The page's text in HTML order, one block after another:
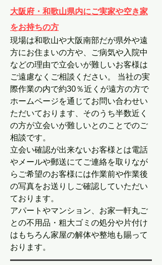
大阪府・和歌山県内にご実家や空き家
をお持ちの方
現場は和歌山や大阪南部だが県外や遠
方にお住まいの方や、ご病気や入院中
などの理由で立会いが難しいお客様は
ご遠慮なくご相談ください。 当社の実
際作業の内で約30％近くが遠方の方で
ホームページを通じてお問い合わせい
ただいております、そのうち半数近く
の方が立会いが難しいとのことでのご
相談です。
立会い確認が出来ないお客様とは電話
やメールや郵送にてご連絡を取りなが
らご希望のお客様には作業前や作業後
の写真をお送りしご確認していただい
ております。
アパートやマンション、お家一軒丸ご
との不用品・粗大ゴミの処分や片付け
はもちろん家屋の解体や整地も賜って
おります。